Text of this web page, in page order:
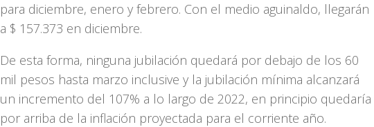
para diciembre, enero y febrero. Con el medio aguinaldo, llegarán
a $ 157.373 en diciembre.
De esta forma, ninguna jubilación quedará por debajo de los 60
mil pesos hasta marzo inclusive y la jubilación mínima alcanzará
un incremento del 107% a lo largo de 2022, en principio quedaría
por arriba de la inflación proyectada para el corriente año.